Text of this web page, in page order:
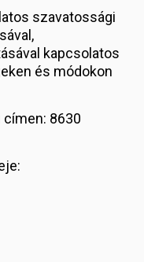
szavatossági
kapcsolatos
és módokon
8630